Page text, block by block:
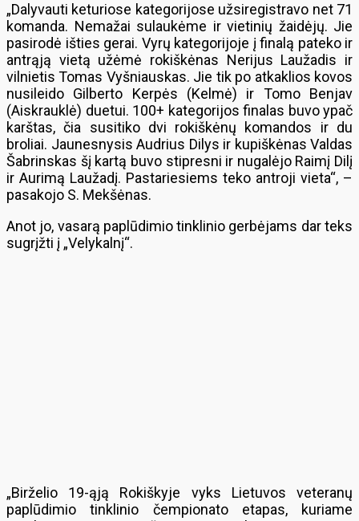
„Dalyvauti keturiose kategorijose užsiregistravo net 71
komanda. Nemažai sulaukėme ir vietinių žaidėjų. Jie
pasirodė išties gerai. Vyrų kategorijoje į finalą pateko ir
antrąją vietą užėmė rokiškėnas Nerijus Laužadis ir
vilnietis Tomas Vyšniauskas. Jie tik po atkaklios kovos
nusileido Gilberto Kerpės (Kelmė) ir Tomo Benjav
(Aiskrauklė) duetui. 100+ kategorijos finalas buvo ypač
karštas, čia susitiko dvi rokiškėnų komandos ir du
broliai. Jaunesnysis Audrius Dilys ir kupiškėnas Valdas
Šabrinskas šį kartą buvo stipresni ir nugalėjo Raimį Dilį
ir Aurimą Laužadį. Pastariesiems teko antroji vieta“, –
pasakojo S. Mekšėnas.
Anot jo, vasarą paplūdimio tinklinio gerbėjams dar teks
sugrįžti į „Velykalnį“.
„Birželio 19-ąją Rokiškyje vyks Lietuvos veteranų
paplūdimio tinklinio čempionato etapas, kuriame